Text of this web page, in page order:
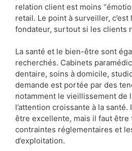
relation client est moins
retail. Le point à surveiller, c’est
fondateur, surtout si les clients
La santé et le bien-être sont
recherchés. Cabinets
dentaire, soins à domicile,
demande est portée par des
notamment le vieillissement de
l’attention croissante à la
être excellente, mais il faut
contraintes réglementaires et
d’exploitation.